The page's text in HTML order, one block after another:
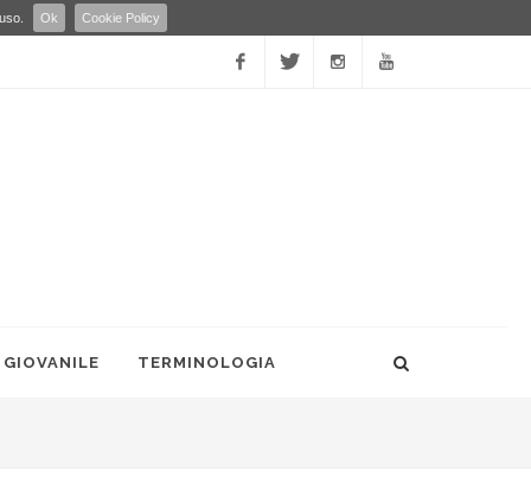
Ok Cookie Policy
TERMINOLOGIA